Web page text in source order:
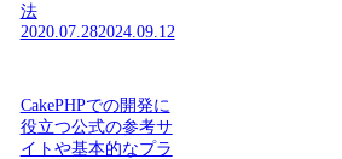
法
2020.07.282024.09.12
CakePHPでの開発に
役立つ公式の参考サ
イトや基本的なプラ